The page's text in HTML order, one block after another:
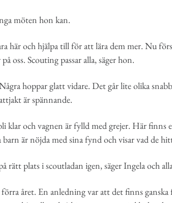
möten hon kan.
här och hjälpa till för att lära dem mer. Nu
oss. Scouting passar alla, säger hon.
hoppar glatt vidare. Det går lite olika
är spännande.
klar och vagnen är fylld med grejer. Här finns
är nöjda med sina fynd och visar vad de
rätt plats i scoutladan igen, säger Ingela och
året. En anledning var att det finns